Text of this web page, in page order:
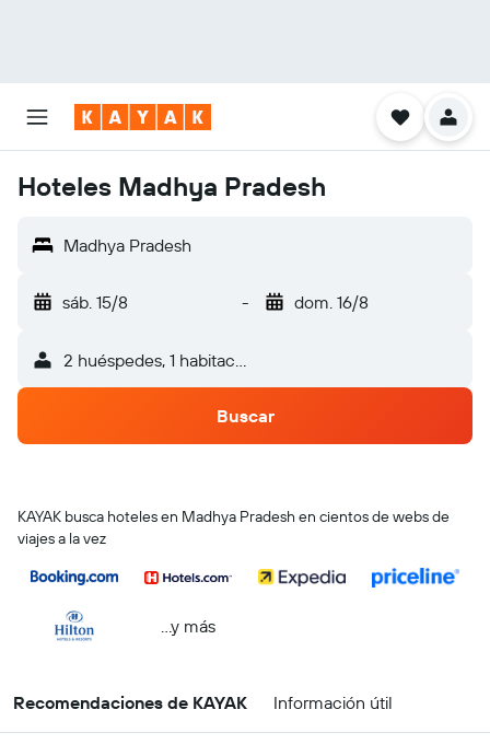
Hoteles Madhya Pradesh
Madhya Pradesh
sáb. 15/8 - dom. 16/8
2 huéspedes, 1 habitación
Buscar
KAYAK busca hoteles en Madhya Pradesh en cientos de webs de
viajes a la vez
...y más
Recomendaciones de KAYAK Información útil